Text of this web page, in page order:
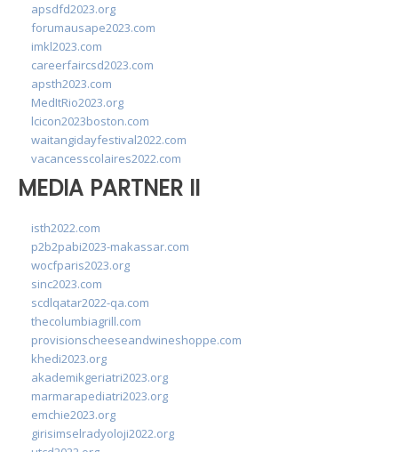
apsdfd2023.org
forumausape2023.com
imkl2023.com
careerfaircsd2023.com
apsth2023.com
MedItRio2023.org
lcicon2023boston.com
waitangidayfestival2022.com
vacancesscolaires2022.com
MEDIA PARTNER II
isth2022.com
p2b2pabi2023-makassar.com
wocfparis2023.org
sinc2023.com
scdlqatar2022-qa.com
thecolumbiagrill.com
provisionscheeseandwineshoppe.com
khedi2023.org
akademikgeriatri2023.org
marmarapediatri2023.org
emchie2023.org
girisimselradyoloji2022.org